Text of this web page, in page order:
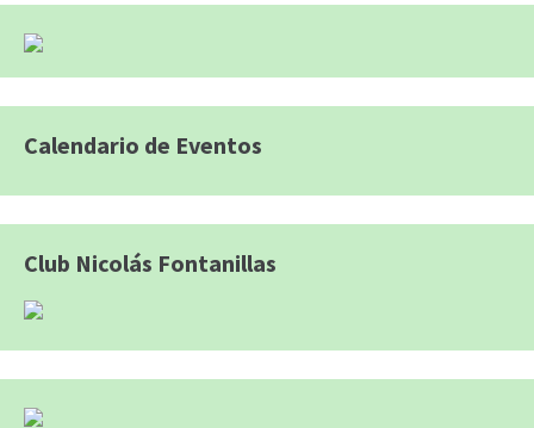
Calendario de Eventos
Club Nicolás Fontanillas